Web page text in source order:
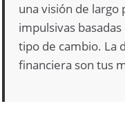
una visión de largo
impulsivas
tipo de cambio. La
financiera son tus